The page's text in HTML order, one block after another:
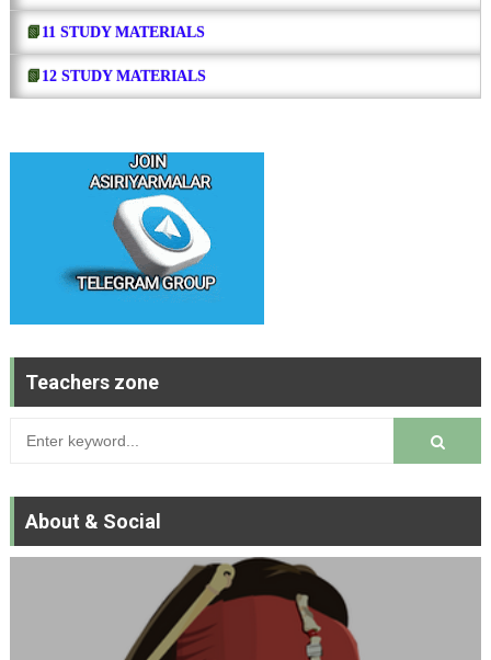
📗 11 STUDY MATERIALS
📗 12 STUDY MATERIALS
Teachers zone
About & Social